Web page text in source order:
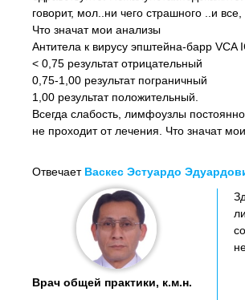
говорит, мол..ни чего страшного ..и
Что значат мои анализы
Антитела к вирусу эпштейна-барр VCA
< 0,75 результат отрицательный
0,75-1,00 результат пограничный
1,00 результат положительный.
Всегда слабость, лимфоузлы
не проходит от лечения. Что значат
Отвечает Васкес Эстуардо
Врач общей практики, к.м.н.